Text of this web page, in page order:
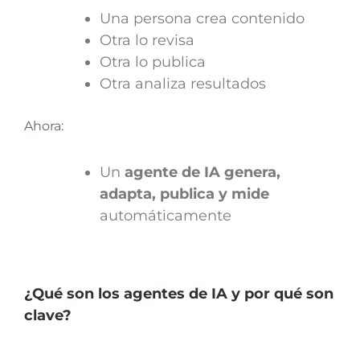
Una persona crea contenido
Otra lo revisa
Otra lo publica
Otra analiza resultados
Ahora:
Un agente de IA genera,
adapta, publica y mide
automáticamente
¿Qué son los agentes de IA y por qué son
clave?